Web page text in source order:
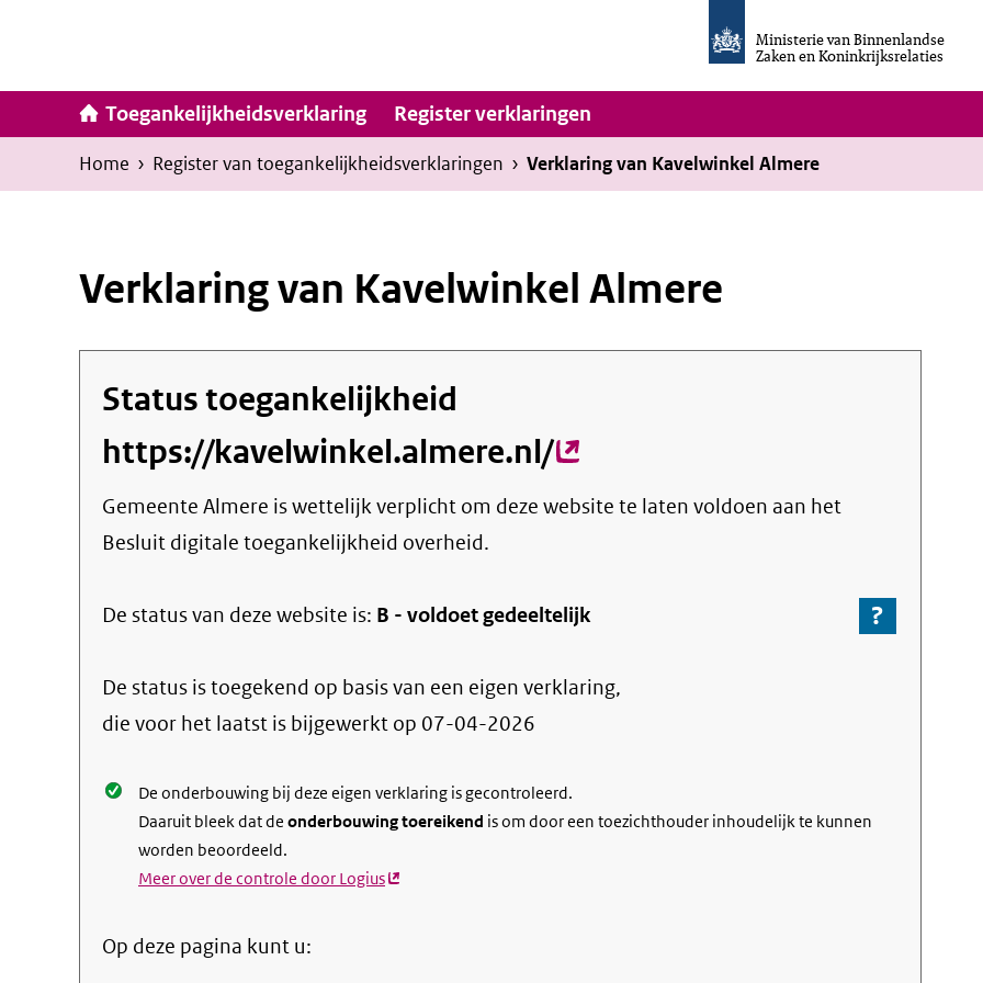
inhoud
Ministerie van Binnenlandse
Zaken en Koninkrijksrelaties
van
Invulassistent
Toegankelijkheidsverklaring
Toegankelijkheidsverklaring Hoofdnavigatie
Register verklaringen
Kruimelpad
U
bevindt
Home › Register van toegankelijkheids­verklaringen › Verklaring van Kavelwinkel Almere
Verklaring van Kavelwinkel Almere
Status toegankelijkheid
https://kavelwinkel.almere.nl/(externe
link)
Gemeente Almere is wettelijk verplicht om deze website te laten voldoen aan het
Besluit digitale toegankelijkheid overheid.
De status van deze website is: B - voldoet gedeeltelijk ?
Ga
De status is toegekend op basis van een eigen verklaring,
die voor het laatst is bijgewerkt op 07-04-2026
De onderbouwing bij deze eigen verklaring is gecontroleerd.
Daaruit bleek dat de onderbouwing toereikend is om door een toezichthouder inhoudelijk te kunnen
worden beoordeeld.
Meer over de controle door Logius(externe
Op deze pagina kunt u: